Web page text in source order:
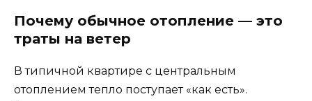
Почему обычное отопление — это
траты на ветер
В типичной квартире с центральным
отоплением тепло поступает «как есть».